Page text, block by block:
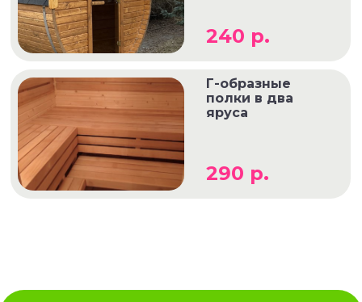
240 р.
Г-образные
полки в два
яруса
290 р.